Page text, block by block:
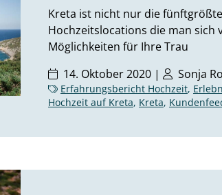
Kreta ist nicht nur die
Hochzeitslocations die man sich
Möglichkeiten für Ihre Trau
14. Oktober 2020 |
Sonja
Erfahrungsbericht Hochzeit,
Hochzeit auf Kreta, Kreta,